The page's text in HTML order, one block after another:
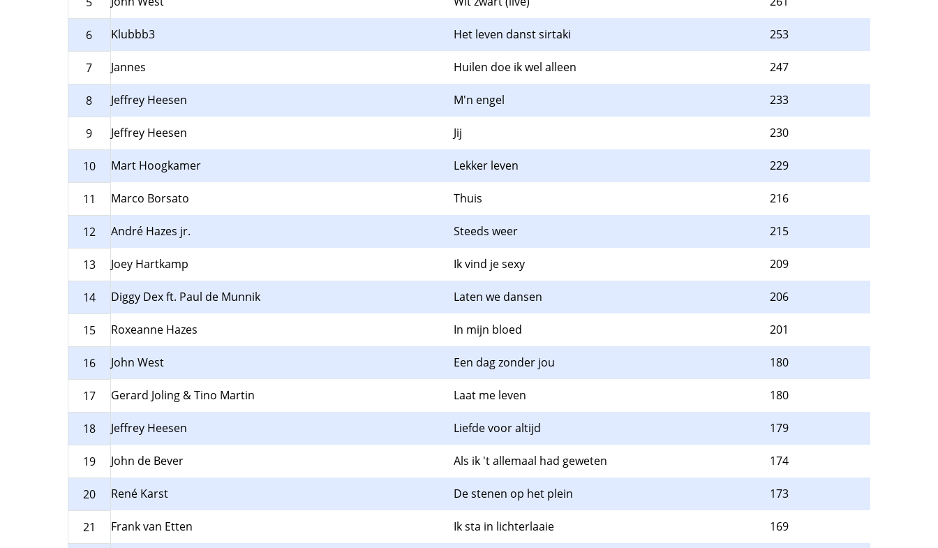
6 Klubbb3 Het leven danst sirtaki 253
7 Jannes Huilen doe ik wel alleen 247
8 Jeffrey Heesen M'n engel 233
9 Jeffrey Heesen Jij 230
10 Mart Hoogkamer Lekker leven 229
11 Marco Borsato Thuis 216
12 André Hazes jr. Steeds weer 215
13 Joey Hartkamp Ik vind je sexy 209
14 Diggy Dex ft. Paul de Munnik Laten we dansen 206
15 Roxeanne Hazes In mijn bloed 201
16 John West Een dag zonder jou 180
17 Gerard Joling & Tino Martin Laat me leven 180
18 Jeffrey Heesen Liefde voor altijd 179
19 John de Bever Als ik 't allemaal had geweten 174
20 René Karst De stenen op het plein 173
21 Frank van Etten Ik sta in lichterlaaie 169